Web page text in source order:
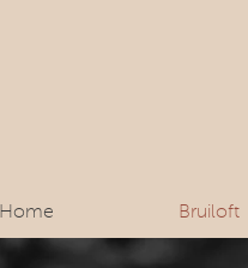
Home Bruiloft